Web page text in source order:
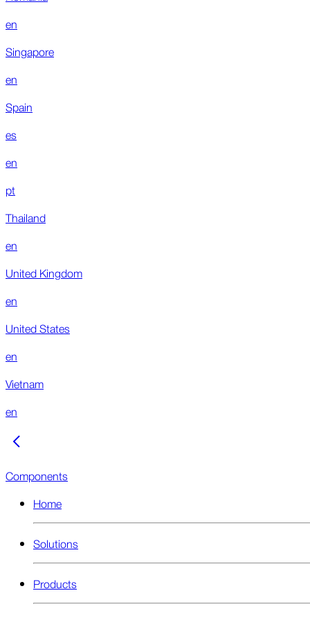
en
Singapore
en
Spain
es
en
pt
Thailand
en
United Kingdom
en
United States
en
Vietnam
en
Components
Home
Solutions
Products